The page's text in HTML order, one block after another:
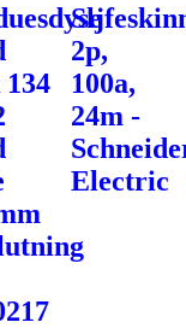
2p,
100a,
24m -
Electric